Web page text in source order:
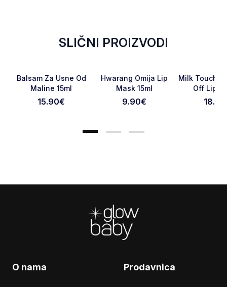
Otkaži pregled Pošaljite pregled
SLIČNI PROIZVODI
Favorite
Balsam Za Usne Od
Maline 15ml
15.90€
Favorite
Hwarang Omija Lip
Mask 15ml
9.90€
Milk Touch
Off Lip
O nama Prodavnica